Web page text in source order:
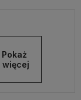
Pokaż
więcej